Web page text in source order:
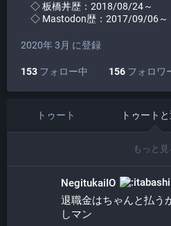
◇ 板橋丼歴：2018/08/24～
◇ Mastodon歴：2017/09/06～
2020年 3月 に登録
153 フォロー中 156 フォロワ
トゥート トゥート
もっと見
NegitukaiIO
退職金はちゃんと払う
しマン